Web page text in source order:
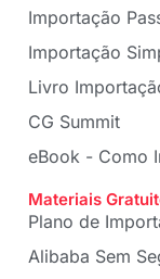
Importação
Importação
Livro
CG Summit
eBook - Como
Materiais
Plano de
Alibaba Sem